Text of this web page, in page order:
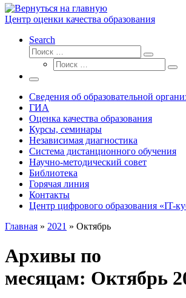
Центр оценки качества образования
Search
Поиск
Поиск
Поиск
Меню
Сведения об образовательной
ГИА
Оценка качества образования
Курсы, семинары
Независимая диагностика
Система дистанционного обучения
Научно-методический совет
Библиотека
Горячая линия
Контакты
Центр цифрового образования «IT-
Главная » 2021 » Октябрь
Архивы по
месяцам: Октябрь